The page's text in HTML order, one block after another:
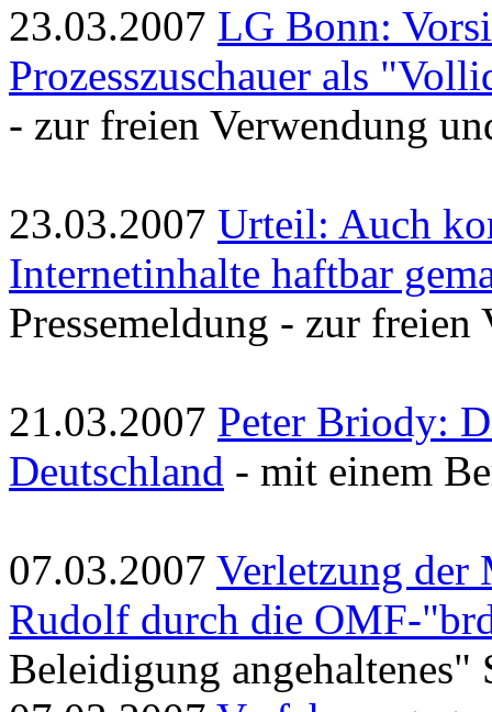
23.03.2007 LG Bonn:
Prozesszuschauer als
- zur freien Verwendung
23.03.2007 Urteil: Auch
Internetinhalte haftbar
Pressemeldung - zur
21.03.2007 Peter Briody:
Deutschland - mit einem
07.03.2007 Verletzung der
Rudolf durch die OMF-
Beleidigung angehaltenes"